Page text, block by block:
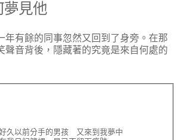
夢見他
年有餘的同事忽然又回到了身旁。在那
聲音背後，隱藏著的究竟是來自何處的
久以前分手的男孩　又來到我夢中